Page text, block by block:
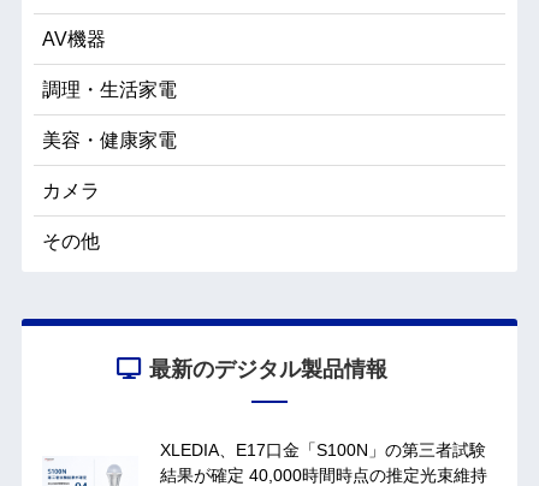
AV機器
調理・生活家電
美容・健康家電
カメラ
その他
最新のデジタル製品情報
XLEDIA、E17口金「S100N」の第三者試験
結果が確定 40,000時間時点の推定光束維持